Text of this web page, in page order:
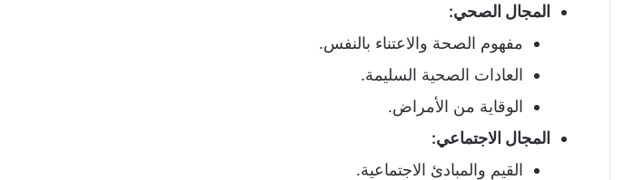
المجال الصحي:
مفهوم الصحة والاعتناء بالنفس.
العادات الصحية السليمة.
الوقاية من الأمراض.
المجال الاجتماعي:
القيم والمبادئ الاجتماعية.